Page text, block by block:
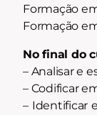
Formação
Formação
No final do
– Analisar e
– Codificar
– Identificar